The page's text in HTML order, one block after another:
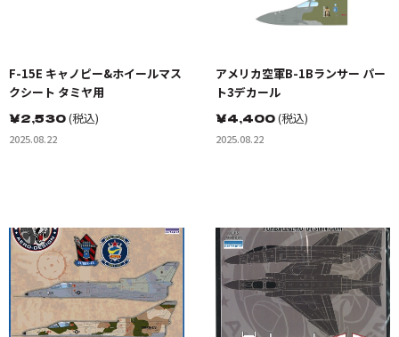
F-15E キャノピー&ホイールマス
クシート タミヤ用
￥2,530(税込)
2025.08.22
アメリカ空軍B-1Bランサー パー
ト3デカール
￥4,400(税込)
2025.08.22